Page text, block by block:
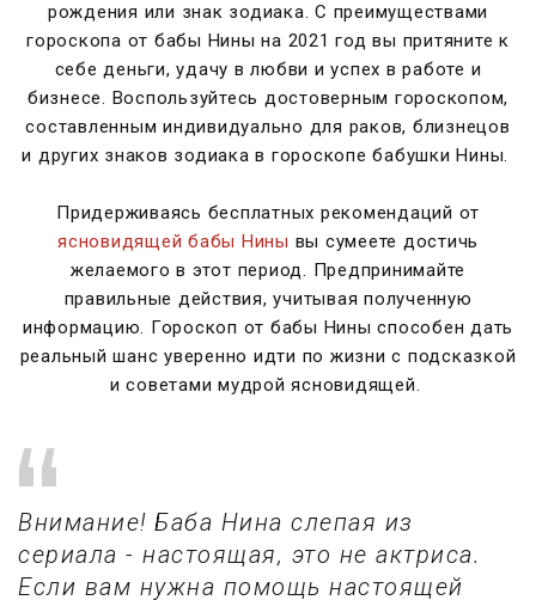
рождения или знак зодиака. С преимуществами
гороскопа от бабы Нины на 2021 год вы притяните к
себе деньги, удачу в любви и успех в работе и
бизнесе. Воспользуйтесь достоверным гороскопом,
составленным индивидуально для раков, близнецов
и других знаков зодиака в гороскопе бабушки Нины.
Придерживаясь бесплатных рекомендаций от
ясновидящей бабы Нины вы сумеете достичь
желаемого в этот период. Предпринимайте
правильные действия, учитывая полученную
информацию. Гороскоп от бабы Нины способен дать
реальный шанс уверенно идти по жизни с подсказкой
и советами мудрой ясновидящей.
Внимание! Баба Нина слепая из
сериала - настоящая, это не актриса.
Если вам нужна помощь настоящей